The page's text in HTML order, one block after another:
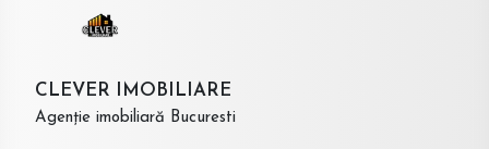
CLEVER IMOBILIARE
Agenție imobiliară Bucuresti